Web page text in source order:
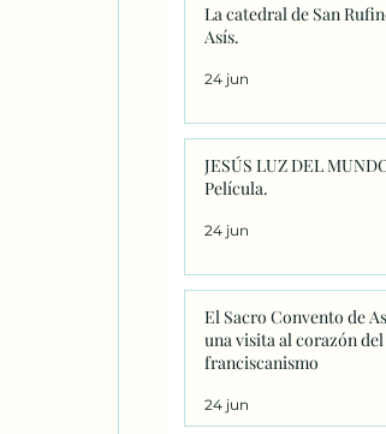
La catedral de San
Asís.
24 jun
JESÚS LUZ DEL
Película.
24 jun
El Sacro Convento de
una visita al corazón del
franciscanismo
24 jun